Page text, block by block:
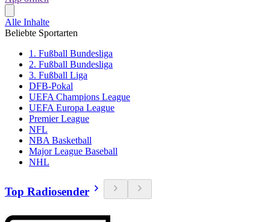
Alle Inhalte
Beliebte Sportarten
1. Fußball Bundesliga
2. Fußball Bundesliga
3. Fußball Liga
DFB-Pokal
UEFA Champions League
UEFA Europa League
Premier League
NFL
NBA Basketball
Major League Baseball
NHL
Top Radiosender